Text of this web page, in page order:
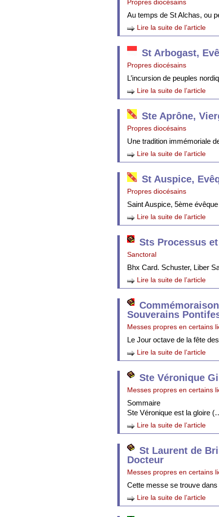
Propres diocésains
Au temps de St Alchas, ou
Lire la suite de l’article
St Arbogast,
Propres diocésains
L’incursion de peuples
Lire la suite de l’article
Ste Aprône,
Propres diocésains
Une tradition immémoriale
Lire la suite de l’article
St Auspice,
Propres diocésains
Saint Auspice, 5ème
Lire la suite de l’article
Sts Processus
Sanctoral
Bhx Card. Schuster, Liber
Lire la suite de l’article
Souverains
Messes propres en certains
Le Jour octave de la fête
Lire la suite de l’article
Ste Véronique
Messes propres en certains
Sommaire
Ste Véronique est la gloire
Lire la suite de l’article
St Laurent de
Docteur
Messes propres en certains
Cette messe se trouve
Lire la suite de l’article